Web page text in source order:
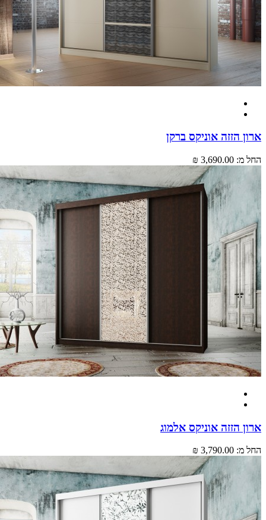
הזזה אוניקס ברקן
מ: 3,690.00 ₪
הזזה אוניקס אלמוג
מ: 3,790.00 ₪